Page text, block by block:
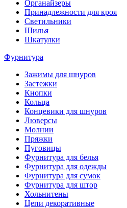
Органайзеры
Принадлежности для кроя
Светильники
Шилья
Шкатулки
Фурнитура
Зажимы для шнуров
Застежки
Кнопки
Кольца
Концевики для шнуров
Люверсы
Молнии
Пряжки
Пуговицы
Фурнитура для белья
Фурнитура для одежды
Фурнитура для сумок
Фурнитура для штор
Хольнитены
Цепи декоративные